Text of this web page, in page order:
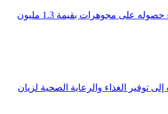
ثاباتيرو يؤكد أمام القضاء حصوله على مجوهرات بقيمة 1.3 مليون
توفير الغذاء والرعاية الصحية لزيان